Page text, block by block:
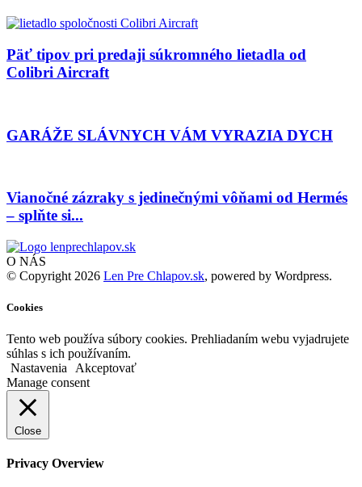
Päť tipov pri predaji súkromného lietadla od
Colibri Aircraft
GARÁŽE SLÁVNYCH VÁM VYRAZIA DYCH
Vianočné zázraky s jedinečnými vôňami od Hermés
– splňte si...
O NÁS
© Copyright 2026 Len Pre Chlapov.sk, powered by Wordpress.
Cookies
Tento web používa súbory cookies. Prehliadaním webu vyjadrujete
súhlas s ich používaním.
Nastavenia
Akceptovať
Manage consent
Close
Privacy Overview